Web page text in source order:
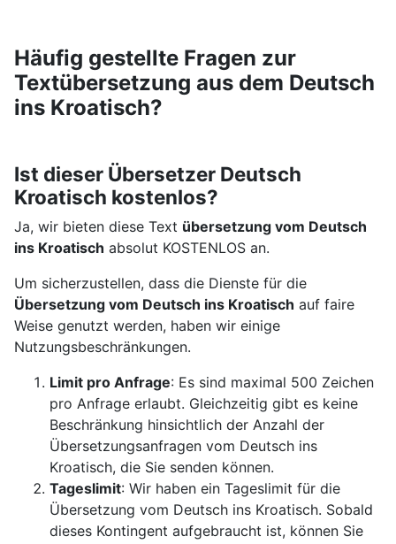
Häufig gestellte Fragen zur
Textübersetzung aus dem Deutsch
ins Kroatisch?
Ist dieser Übersetzer Deutsch
Kroatisch kostenlos?
Ja, wir bieten diese Text übersetzung vom Deutsch
ins Kroatisch absolut KOSTENLOS an.
Um sicherzustellen, dass die Dienste für die
Übersetzung vom Deutsch ins Kroatisch auf faire
Weise genutzt werden, haben wir einige
Nutzungsbeschränkungen.
Limit pro Anfrage: Es sind maximal 500 Zeichen
pro Anfrage erlaubt. Gleichzeitig gibt es keine
Beschränkung hinsichtlich der Anzahl der
Übersetzungsanfragen vom Deutsch ins
Kroatisch, die Sie senden können.
Tageslimit: Wir haben ein Tageslimit für die
Übersetzung vom Deutsch ins Kroatisch. Sobald
dieses Kontingent aufgebraucht ist, können Sie